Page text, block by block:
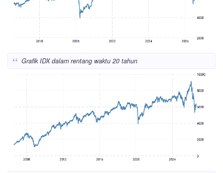
Grafik IDX dalam rentang waktu 20 tahun